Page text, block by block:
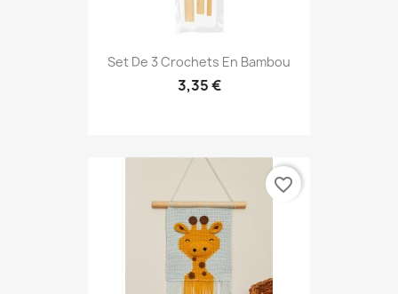
Set De 3 Crochets En Bambou
3,35 €
favorite_border